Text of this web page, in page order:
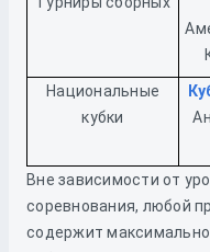
Национальные
кубки
Вне зависимости от
соревнования, любой
содержит